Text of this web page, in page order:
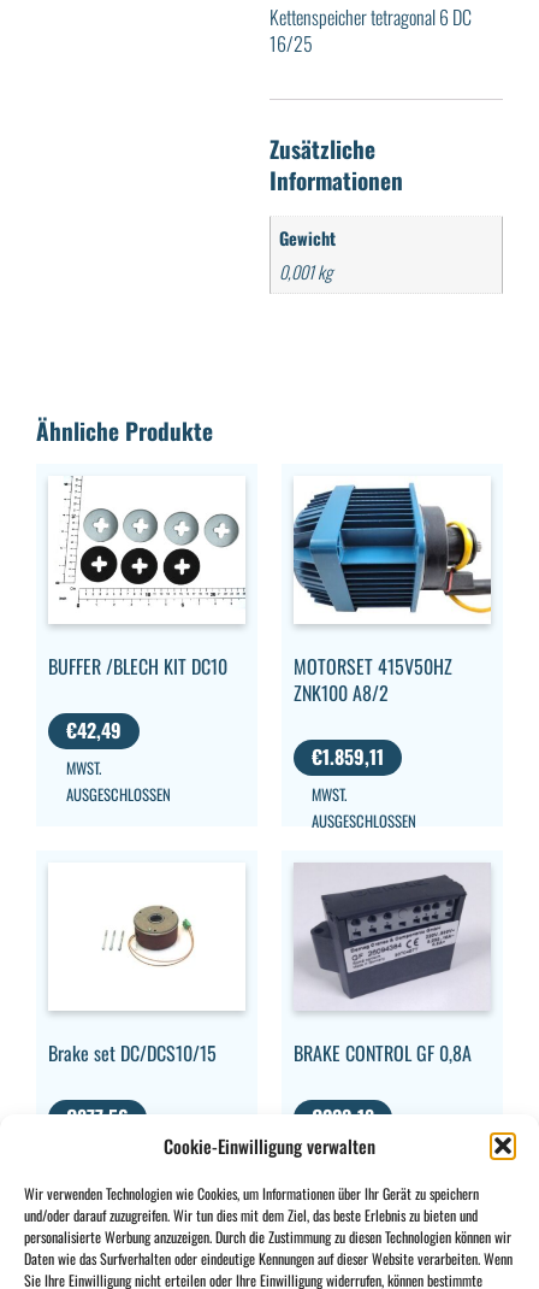
Cookie-Einwilligung verwalten
Wir verwenden Technologien wie Cookies, um Informationen über Ihr Gerät zu speichern
und/oder darauf zuzugreifen. Wir tun dies mit dem Ziel, das beste Erlebnis zu bieten und
personalisierte Werbung anzuzeigen. Durch die Zustimmung zu diesen Technologien können wir
Daten wie das Surfverhalten oder eindeutige Kennungen auf dieser Website verarbeiten. Wenn
Sie Ihre Einwilligung nicht erteilen oder Ihre Einwilligung widerrufen, können bestimmte
Kettenspeicher tetragonal 6 DC
16/25
Zusätzliche
Informationen
Gewicht
0,001 kg
Ähnliche Produkte
BUFFER /BLECH KIT DC10
€42,49
MWST.
AUSGESCHLOSSEN
MOTORSET 415V50HZ
ZNK100 A8/2
€1.859,11
MWST.
AUSGESCHLOSSEN
Brake set DC/DCS10/15
€877,56
BRAKE CONTROL GF 0,8A
€229,18
MWST.